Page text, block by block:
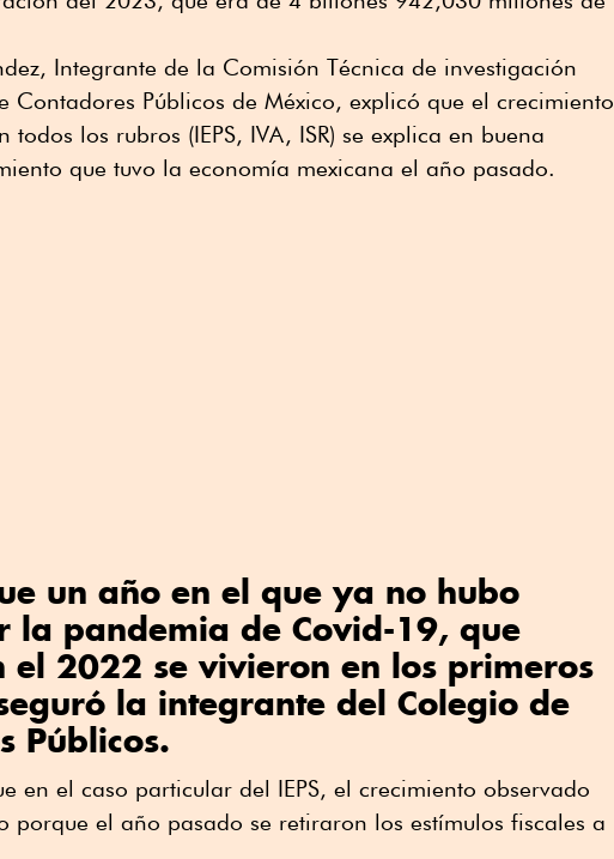
Integrante de la Comisión Técnica de investigación
Contadores Públicos de México, explicó que el crecimiento
los rubros (IEPS, IVA, ISR) se explica en buena
que tuvo la economía mexicana el año pasado.
un año en el que ya no hubo
la pandemia de Covid-19, que
el 2022 se vivieron en los primeros
la integrante del Colegio de
Públicos.
en el caso particular del IEPS, el crecimiento observado
porque el año pasado se retiraron los estímulos fiscales a